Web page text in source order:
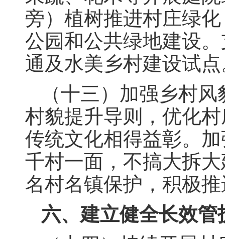
旁）植树推进村庄绿
公园和公共绿地建设
通及水美乡村建设试
（十三）加强乡村
村貌提升导则，优化
传统文化相得益彰。
千村一面，不搞大拆
名村名镇保护，积极
六、建立健全长效管